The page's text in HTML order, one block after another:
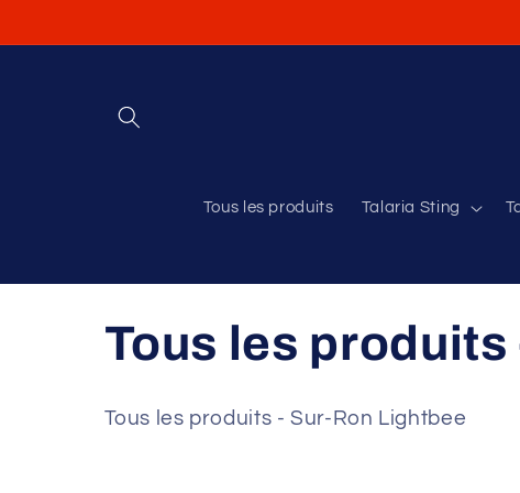
au
Tous les produits Talaria Sting
C
o
Tous les
Tous les produits - Sur-Ron Lightbee